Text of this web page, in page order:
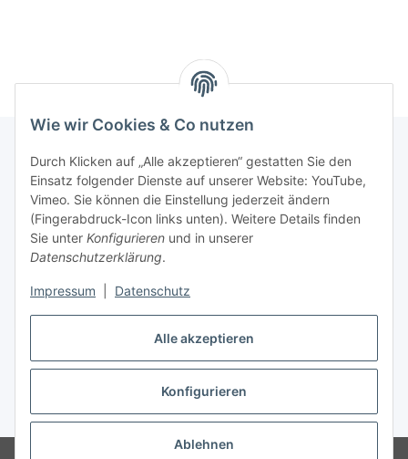
Alle akzeptieren
Konfigurieren
Ablehnen
Wie wir Cookies & Co nutzen
Durch Klicken auf „Alle akzeptieren“ gestatten Sie den
Einsatz folgender Dienste auf unserer Website: YouTube,
Vimeo. Sie können die Einstellung jederzeit ändern
(Fingerabdruck-Icon links unten). Weitere Details finden
Sie unter Konfigurieren und in unserer
Datenschutzerklärung.
Impressum Datenschutz
Informationen
Gesetzliche Informationen
* Alle Preise inkl. gesetzlicher USt., zzgl.Versand